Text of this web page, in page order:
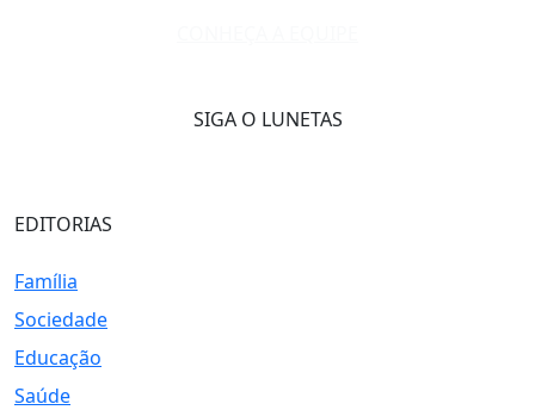
SIGA O LUNETAS
EDITORIAS
Família
Sociedade
Educação
Saúde